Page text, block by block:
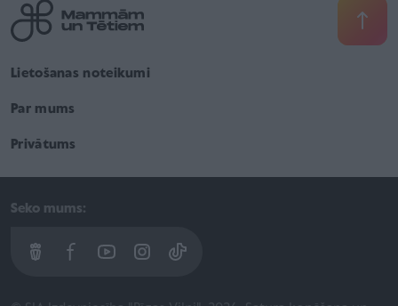
Lietošanas noteikumi
Par mums
Privātums
Seko mums: